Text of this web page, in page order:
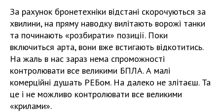
За рахунок бронетехніки відстані скорочуються за
хвилини, на пряму наводку вилітають ворожі танки
та починають «розбирати» позиції. Поки
включиться арта, вони вже встигають відкотитись.
На жаль в нас зараз нема спроможності
контролювати все великими БПЛА. А малі
комерційні душать РЕБом. На далеко не злітаєш. Та
це і не можливо контролювати все великими
«крилами».